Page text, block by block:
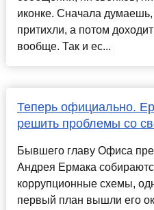
иконке. Сначала думаешь,
притихли, а потом
вообще. Так и ес...
Теперь официально.
решить проблемы со
Бывшего главу Офиса
Андрея Ермака
коррупционные схемы,
первый план вышли его